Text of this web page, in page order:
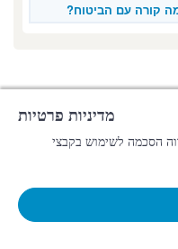
קורה עם הביטוח?
מדיניות פרטיות